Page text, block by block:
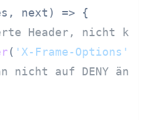
next ) => {
Header, nicht
( 'X-Frame-Options'
nicht auf DENY